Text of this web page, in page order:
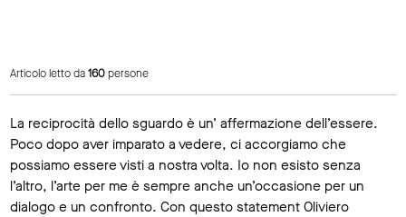
Articolo letto da160persone
La reciprocità dello sguardo è un’ affermazione dell’essere.
Poco dopo aver imparato a vedere, ci accorgiamo che
possiamo essere visti a nostra volta. Io non esisto senza
l’altro, l’arte per me è sempre anche un’occasione per un
dialogo e un confronto. Con questo statement Oliviero